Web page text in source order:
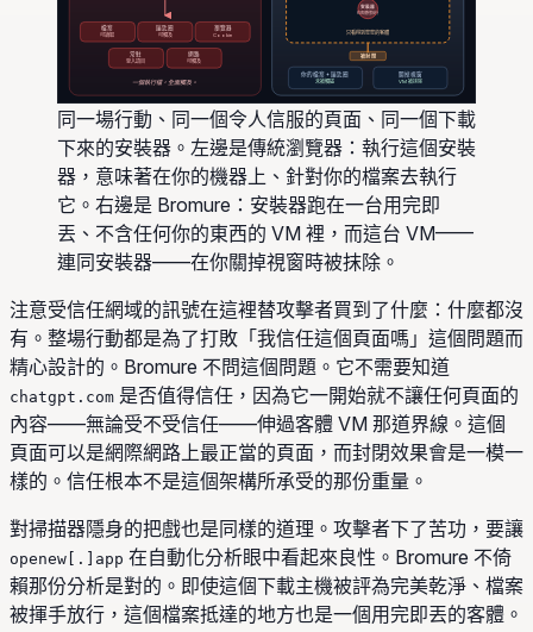
檔案
可讀取
鑰匙圈
可觸及
瀏覽器
Cookie
常駐
登入項目
網路
可觸及
一個執行檔，全面觸及。
安裝器
在客體裡執行
只看得到空空的客體
被封閉
你的檔案 + 鑰匙圈
未被觸碰
關掉視窗
VM 被抹除
同一場行動、同一個令人信服的頁面、同一個下載
下來的安裝器。左邊是傳統瀏覽器：執行這個安裝
器，意味著在你的機器上、針對你的檔案去執行
它。右邊是 Bromure：安裝器跑在一台用完即
丟、不含任何你的東西的 VM 裡，而這台 VM——
連同安裝器——在你關掉視窗時被抹除。
注意受信任網域的訊號在這裡替攻擊者買到了什麼：什麼都沒
有。整場行動都是為了打敗「我信任這個頁面嗎」這個問題而
精心設計的。Bromure 不問這個問題。它不需要知道
chatgpt.com 是否值得信任，因為它一開始就不讓任何頁面的
內容——無論受不受信任——伸過客體 VM 那道界線。這個
頁面可以是網際網路上最正當的頁面，而封閉效果會是一模一
樣的。信任根本不是這個架構所承受的那份重量。
對掃描器隱身的把戲也是同樣的道理。攻擊者下了苦功，要讓
openew[.]app 在自動化分析眼中看起來良性。Bromure 不倚
賴那份分析是對的。即使這個下載主機被評為完美乾淨、檔案
被揮手放行，這個檔案抵達的地方也是一個用完即丟的客體。